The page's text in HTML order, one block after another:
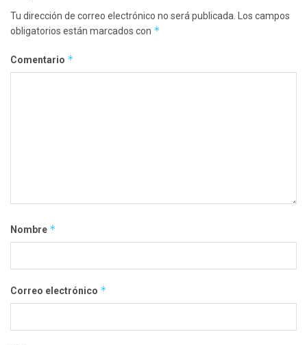
Tu dirección de correo electrónico no será publicada. Los campos
obligatorios están marcados con *
Comentario *
Nombre *
Correo electrónico *